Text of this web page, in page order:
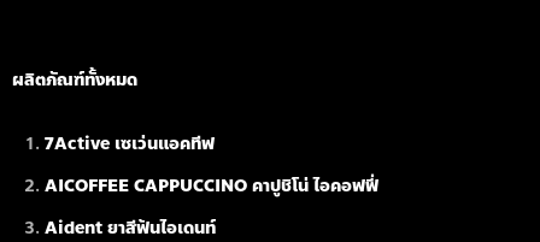
ผลิตภัณฑ์ทั้งหมด
7Active เซเว่นแอคทีฟ
AICOFFEE CAPPUCCINO คาปูชิโน่ ไอคอฟฟี่
Aident ยาสีฟันไอเดนท์